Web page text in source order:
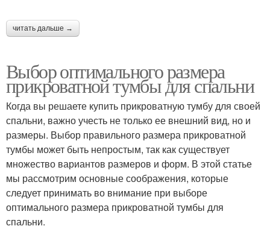
читать дальше →
Выбор оптимального размера
прикроватной тумбы для спальни
Когда вы решаете купить прикроватную тумбу для своей
спальни, важно учесть не только ее внешний вид, но и
размеры. Выбор правильного размера прикроватной
тумбы может быть непростым, так как существует
множество вариантов размеров и форм. В этой статье
мы рассмотрим основные соображения, которые
следует принимать во внимание при выборе
оптимального размера прикроватной тумбы для
спальни.